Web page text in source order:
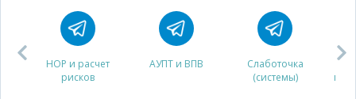
НОР и расчет
рисков
АУПТ и ВПВ
Слаботочка
(системы)